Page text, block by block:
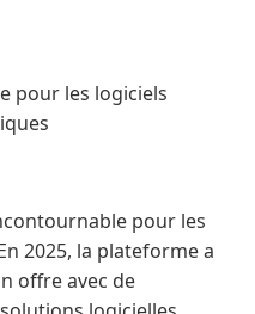
pour les logiciels
pour les
2025, la plateforme a
offre avec de